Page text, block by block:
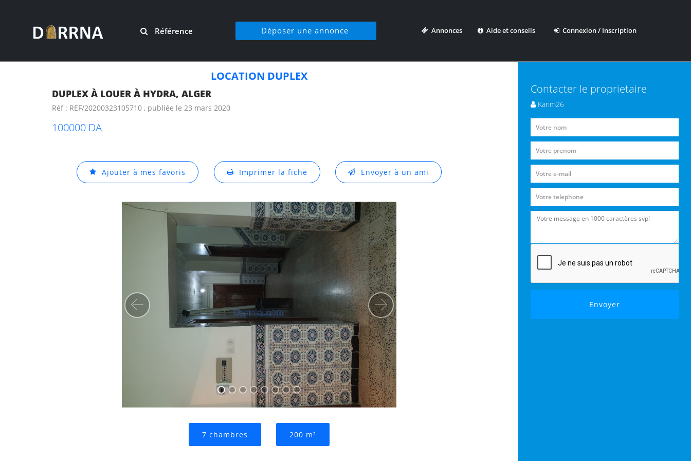
Référence Déposer une annonce Annonces Aide et conseils Connexion / Inscription
LOCATION DUPLEX
DUPLEX À LOUER À HYDRA, ALGER
Réf : REF/20200323105710 , publiée le 23 mars 2020
100000 DA
Ajouter à mes favoris Imprimer la fiche Envoyer à un ami
Precedent Suivant
7 chambres 200 m²
Contacter le proprietaire
Karim26
Envoyer